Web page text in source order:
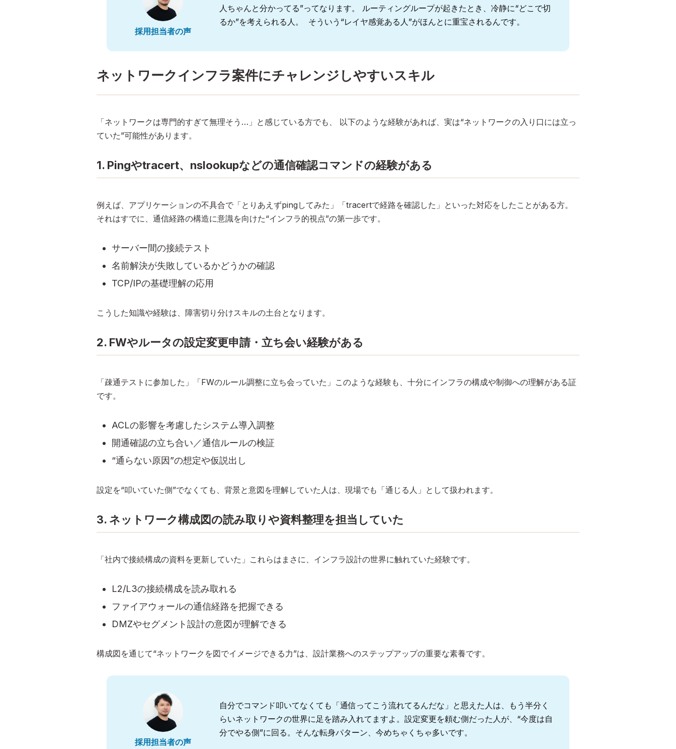
採用担当者の声
人ちゃんと分かってる”ってなります。 ルーティングループが起きたとき、冷静に“どこで切
るか”を考えられる人。 そういう“レイヤ感覚ある人”がほんとに重宝されるんです。
ネットワークインフラ案件にチャレンジしやすいスキル
「ネットワークは専門的すぎて無理そう…」と感じている方でも、 以下のような経験があれば、実は“ネットワークの入り口には立っ
ていた”可能性があります。
1. Pingやtracert、nslookupなどの通信確認コマンドの経験がある
例えば、アプリケーションの不具合で「とりあえずpingしてみた」「tracertで経路を確認した」といった対応をしたことがある方。
それはすでに、通信経路の構造に意識を向けた“インフラ的視点”の第一歩です。
サーバー間の接続テスト
名前解決が失敗しているかどうかの確認
TCP/IPの基礎理解の応用
こうした知識や経験は、障害切り分けスキルの土台となります。
2. FWやルータの設定変更申請・立ち会い経験がある
「疎通テストに参加した」「FWのルール調整に立ち会っていた」このような経験も、十分にインフラの構成や制御への理解がある証
です。
ACLの影響を考慮したシステム導入調整
開通確認の立ち合い／通信ルールの検証
“通らない原因”の想定や仮説出し
設定を“叩いていた側”でなくても、背景と意図を理解していた人は、現場でも「通じる人」として扱われます。
3. ネットワーク構成図の読み取りや資料整理を担当していた
「社内で接続構成の資料を更新していた」これらはまさに、インフラ設計の世界に触れていた経験です。
L2/L3の接続構成を読み取れる
ファイアウォールの通信経路を把握できる
DMZやセグメント設計の意図が理解できる
構成図を通じて“ネットワークを図でイメージできる力”は、設計業務へのステップアップの重要な素養です。
採用担当者の声
自分でコマンド叩いてなくても「通信ってこう流れてるんだな」と思えた人は、もう半分く
らいネットワークの世界に足を踏み入れてますよ。設定変更を頼む側だった人が、“今度は自
分でやる側”に回る。そんな転身パターン、今めちゃくちゃ多いです。